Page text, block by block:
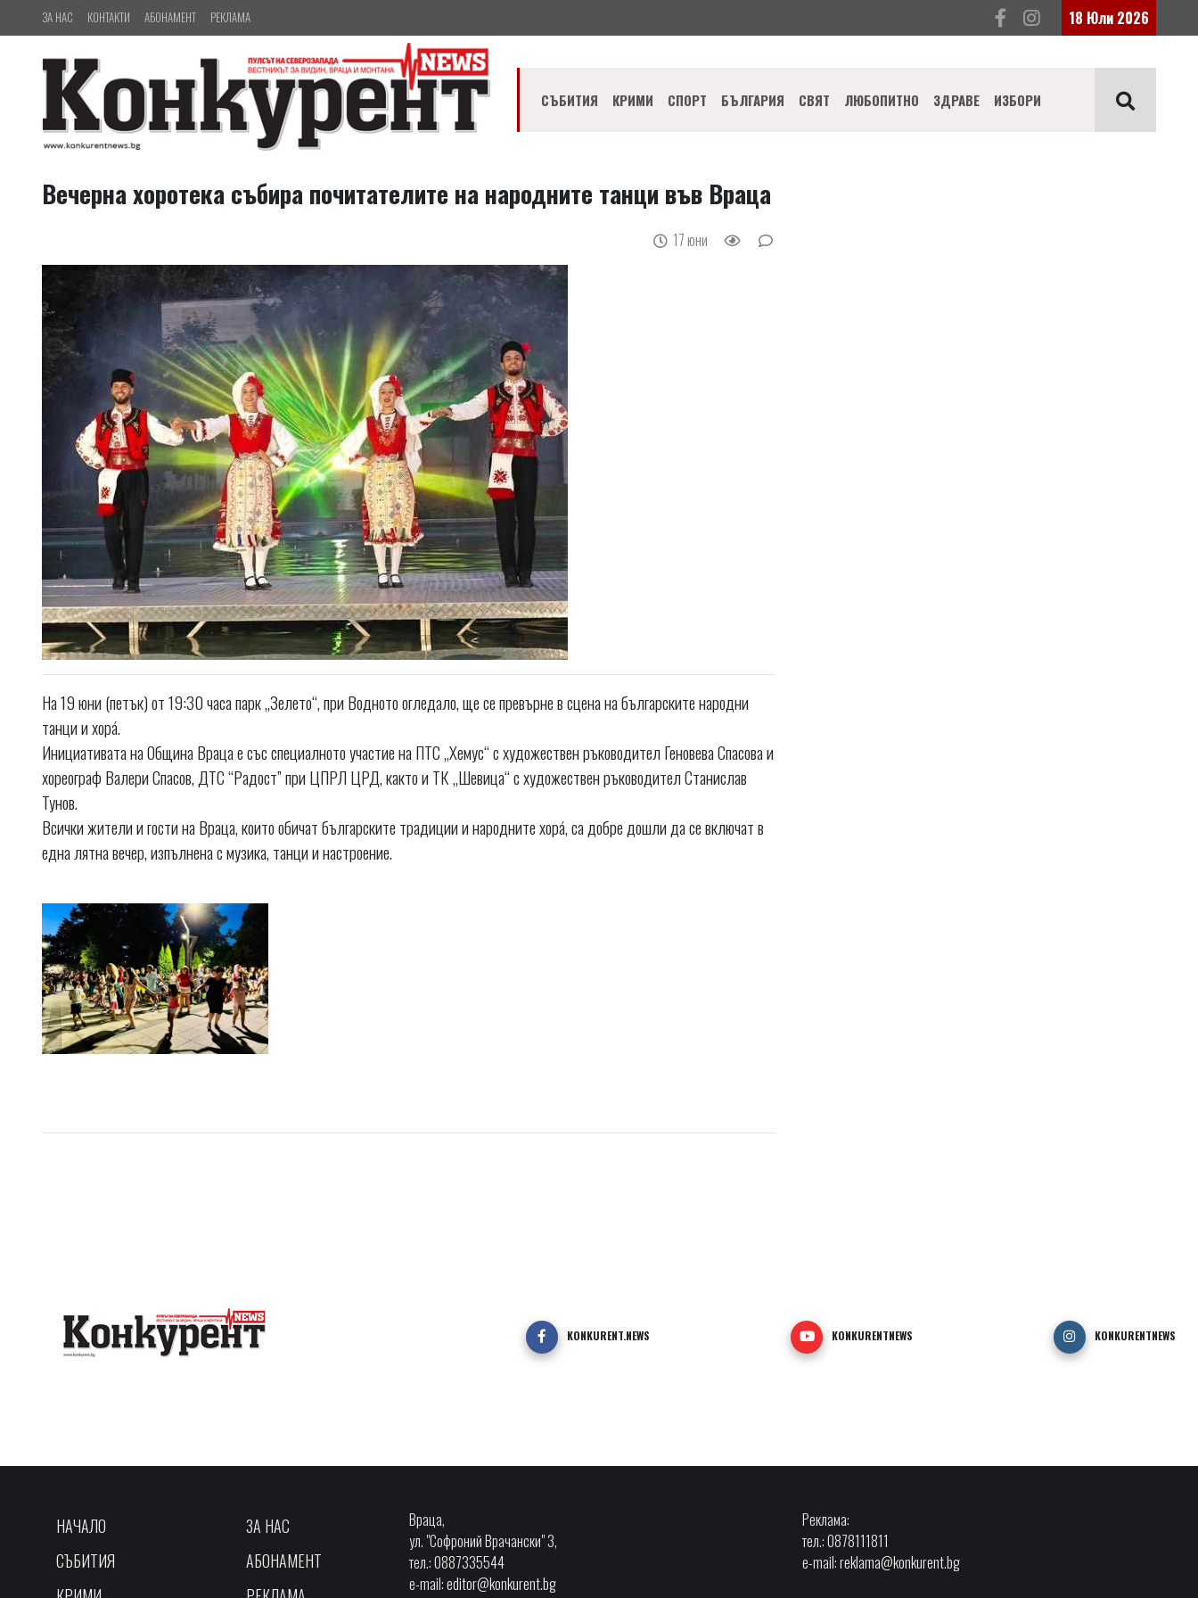
ЗА НАС КОНТАКТИ АБОНАМЕНТ РЕКЛАМА 18 Юли 2026
СЪБИТИЯ КРИМИ СПОРТ БЪЛГАРИЯ СВЯТ ЛЮБОПИТНО ЗДРАВЕ ИЗБОРИ
Вечерна хоротека събира почитателите на народните танци във Враца
17 юни
На 19 юни (петък) от 19:30 часа парк „Зелето“, при Водното огледало, ще се превърне в сцена на българските народни
танци и хорá.
Инициативата на Община Враца е със специалното участие на ПТС „Хемус“ с художествен ръководител Геновева Спасова и
хореограф Валери Спасов, ДТС “Радост” при ЦПРЛ ЦРД, както и ТК „Шевица“ с художествен ръководител Станислав
Тунов.
Всички жители и гости на Враца, които обичат българските традиции и народните хорá, са добре дошли да се включат в
една лятна вечер, изпълнена с музика, танци и настроение.
KONKURENT.NEWS KONKURENTNEWS KONKURENTNEWS
НАЧАЛО
СЪБИТИЯ
ЗА НАС
АБОНАМЕНТ
Враца,
ул. "Софроний Врачански" 3,
тел.: 0887335544
e-mail:editor@konkurent.bg
Реклама:
тел.: 0878111811
e-mail:reklama@konkurent.bg